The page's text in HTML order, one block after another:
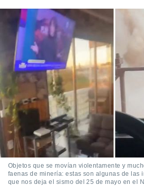
forma
digital
basada
permite
seguir
coste.
botón
a la
la
ACEPTAR
CONTINUAR
CONFIGURACIÓN
Objetos que se movían violentamente y
faenas de minería: estas son algunas de las
que nos deja el sismo del 25 de mayo en el